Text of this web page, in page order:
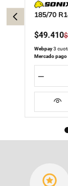
185/70
$49.410$
Webpay3
Mercado pago
－